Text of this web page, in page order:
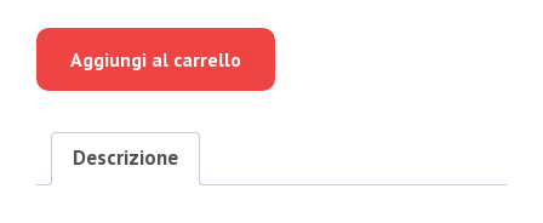
Aggiungi al carrello
Descrizione